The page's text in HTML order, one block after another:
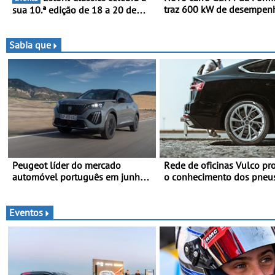
sua 10.ª edição de 18 a 20 de
traz 600 kW de
e acelera dos 0 aos 100
1,8 segundos
Sabia que
Peugeot líder do mercado
automóvel português em junho e
Rede de oficinas Vulco
o conhecimento dos
Eventos